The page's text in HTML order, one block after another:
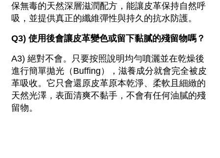
保無毒的天然深層滋潤配方，能讓皮革保持自然呼
吸，並提供真正的纖維彈性與持久的抗水防護。
Q3) 使用後會讓皮革變色或留下黏膩的殘留物嗎？
A3) 絕對不會。只要按照說明均勻噴灑並在乾燥後
進行簡單拋光（Buffing），滋養成分就會完全被皮
革吸收。它只會還原皮革原本乾淨、柔軟且細緻的
天然光澤，表面清爽不黏手，不會有任何油膩的殘
留物。